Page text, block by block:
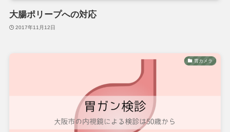
大腸ポリープへの対応
2017年11月12日
胃カメラ